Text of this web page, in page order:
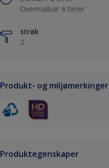
Overmalbar: 6 timer
strøk
2
Produkt- og miljømerkinger
Produktegenskaper